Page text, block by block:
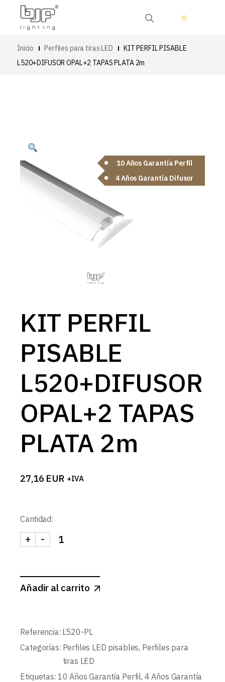
Inicio Perfiles para tiras LED
KIT PERFIL PISABLE
L520+DIFUSOR OPAL+2 TAPAS PLATA 2m
10 Años Garantía Perfil
4 Años Garantía Difusor
KIT PERFIL
PISABLE
L520+DIFUSOR
OPAL+2 TAPAS
PLATA 2m
27,16 EUR +IVA
Cantidad:
KIT PERFIL PISABLE L520+DIFUSOR OPAL+2
-
+
Añadir al carrito
Referencia: L520-PL
Categorías: Perfiles LED pisables, Perfiles para
tiras LED
Etiquetas: 10 Años Garantía Perfil, 4 Años Garantía